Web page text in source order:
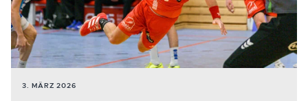
3. MÄRZ 2026